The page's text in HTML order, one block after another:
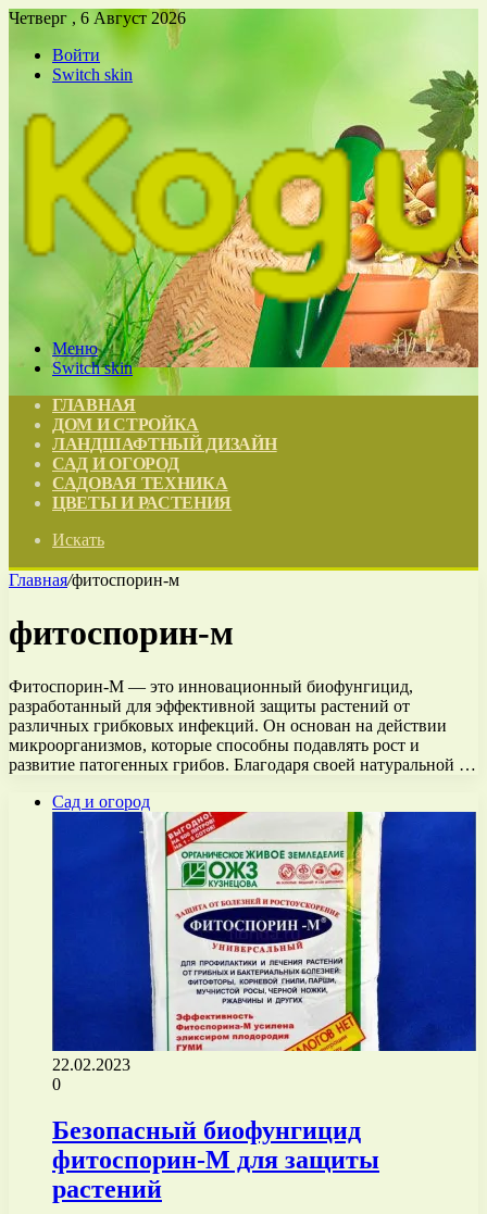
Четверг , 6 Август 2026
Войти
Switch skin
Меню
Switch skin
ГЛАВНАЯ
ДОМ И СТРОЙКА
ЛАНДШАФТНЫЙ ДИЗАЙН
САД И ОГОРОД
САДОВАЯ ТЕХНИКА
ЦВЕТЫ И РАСТЕНИЯ
Искать
Главная/фитоспорин-м
фитоспорин-м
Фитоспорин-М — это инновационный биофунгицид,
разработанный для эффективной защиты растений от
различных грибковых инфекций. Он основан на действии
микроорганизмов, которые способны подавлять рост и
развитие патогенных грибов. Благодаря своей натуральной …
Сад и огород
22.02.2023
0
Безопасный биофунгицид
фитоспорин-М для защиты
растений